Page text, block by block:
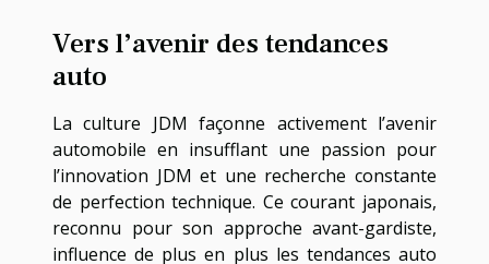
Vers l’avenir des tendances
auto
La culture JDM façonne activement l’avenir
automobile en insufflant une passion pour
l’innovation JDM et une recherche constante
de perfection technique. Ce courant japonais,
reconnu pour son approche avant-gardiste,
influence de plus en plus les tendances auto